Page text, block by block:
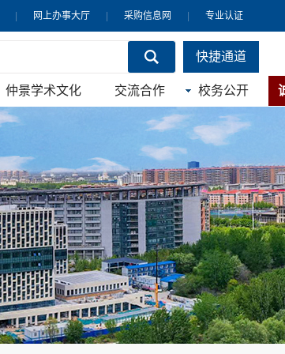
专业认证
采购信息网
网上办事大厅
快捷通道
仲景学术文化 交流合作 校务公开